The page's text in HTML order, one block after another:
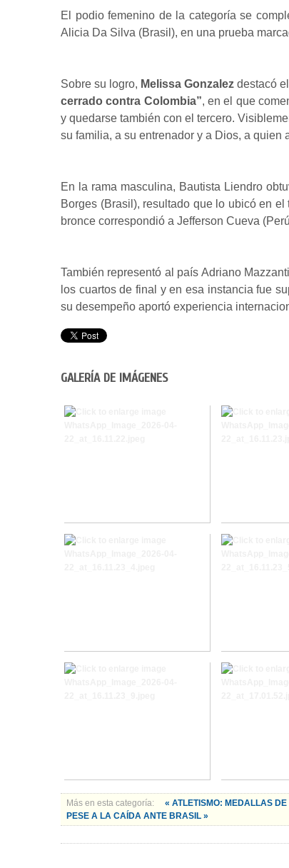
El podio femenino de la categoría se
Alicia Da Silva (Brasil), en una prueba
Sobre su logro, Melissa Gonzalez destacó
cerrado contra Colombia”, en el que
y quedarse también con el tercero.
su familia, a su entrenador y a Dios, a quien
En la rama masculina, Bautista Liendro
Borges (Brasil), resultado que lo ubicó en
bronce correspondió a Jefferson Cueva
También representó al país Adriano
los cuartos de final y en esa instancia fue
su desempeño aportó experiencia
GALERÍA DE IMÁGENES
Más en esta categoría: « ATLETISMO: MEDALLAS
PESE A LA CAÍDA ANTE BRASIL »